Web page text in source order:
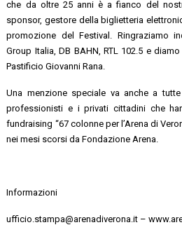
che da oltre 25 anni è a fianco del
sponsor, gestore della biglietteria
promozione del Festival. Ringraziamo
Group Italia, DB BAHN, RTL 102.5 e
Pastificio Giovanni Rana.
Una menzione speciale va anche a
professionisti e i privati cittadini che
fundraising “67 colonne per l’Arena di
nei mesi scorsi da Fondazione Arena.
Informazioni
ufficio.stampa@arenadiverona.it –